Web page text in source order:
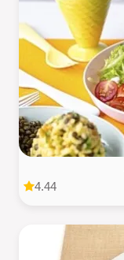
4.44